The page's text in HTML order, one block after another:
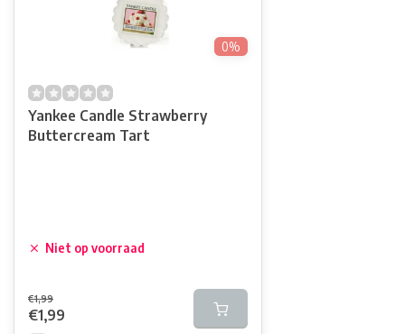
0%
Yankee Candle Strawberry
Buttercream Tart
Niet op voorraad
€1,99
€1,99